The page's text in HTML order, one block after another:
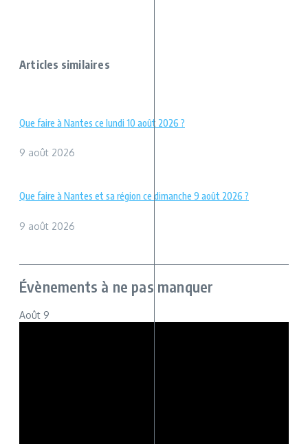
Articles similaires
Que faire à Nantes ce lundi 10 août 2026 ?
9 août 2026
Que faire à Nantes et sa région ce dimanche 9 août 2026 ?
9 août 2026
Évènements à ne pas manquer
Août 9